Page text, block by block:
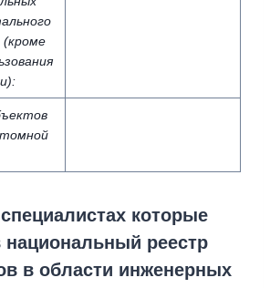
которые
реестр
в области инженерных